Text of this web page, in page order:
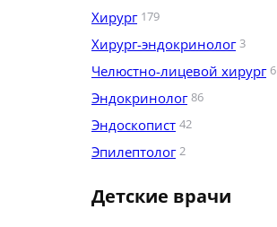
Хирург 179
Хирург-эндокринолог 3
Челюстно-лицевой хирург 6
Эндокринолог 86
Эндоскопист 42
Эпилептолог 2
Детские врачи